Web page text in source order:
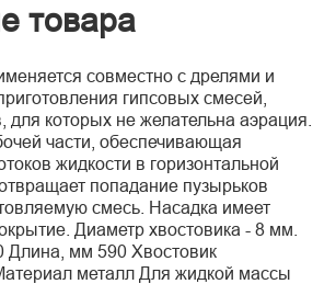
товара
совместно с дрелями и
гипсовых смесей,
для которых не желательна аэрация.
части, обеспечивающая
жидкости в горизонтальной
попадание пузырьков
смесь. Насадка имеет
Диаметр хвостовика - 8 мм.
Длина, мм 590 Хвостовик
металл Для жидкой массы